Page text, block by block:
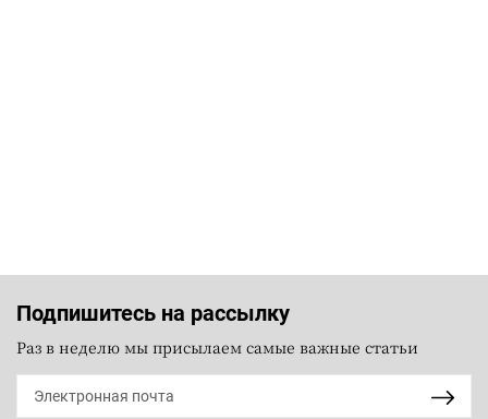
Подпишитесь на рассылку
Раз в неделю мы присылаем самые важные статьи